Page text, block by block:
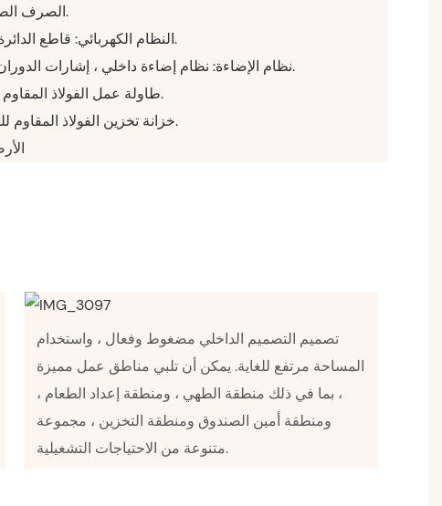
الصرف الصحي ، مضخة مياه صغيرة.
◆ النظام الكهربائي: قاطع الدائرة ، الكابلات ، مآخذ ، إلخ.
◆ نظام الإضاءة: نظام إضاءة داخلي ، إشارات الدوران ، مصابيح العرض ، إلخ.
◆ طاولة عمل الفولاذ المقاوم للصدأ على كلا الجانبين.
◆ خزانة تخزين الفولاذ المقاوم للصدأ تحت طاولة العمل.
تصميم التصميم الداخلي مضغوط وفعال ، واستخدام
المساحة مرتفع للغاية. يمكن أن تلبي مناطق عمل مميزة
، بما في ذلك منطقة الطهي ، ومنطقة إعداد الطعام ،
ومنطقة أمين الصندوق ومنطقة التخزين ، مجموعة
متنوعة من الاحتياجات التشغيلية.